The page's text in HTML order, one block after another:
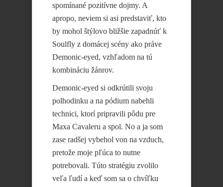
spomínané pozitívne dojmy. A
apropo, neviem si asi predstaviť, kto
by mohol štýlovo bližšie zapadnúť k
Soulfly z domácej scény ako práve
Demonic-eyed, vzhľadom na tú
kombináciu žánrov.
Demonic-eyed si odkrútili svoju
polhodinku a na pódium nabehli
technici, ktorí pripravili pôdu pre
Maxa Cavaleru a spol. No a ja som
zase radšej vybehol von na vzduch,
pretože moje pľúca to nutne
potrebovali. Túto stratégiu zvolilo
veľa ľudí a keď som sa o chvíľku